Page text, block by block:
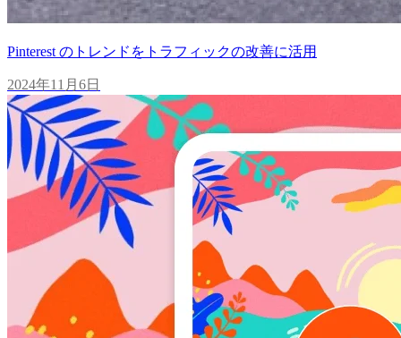
Pinterest のトレンドをトラフィックの改善に活用
2024年11月6日